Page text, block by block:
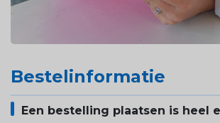
Bestelinformatie
Een bestelling plaatsen is heel